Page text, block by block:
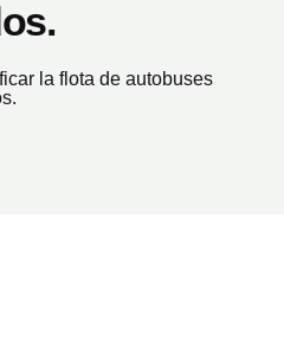
la flota de autobuses